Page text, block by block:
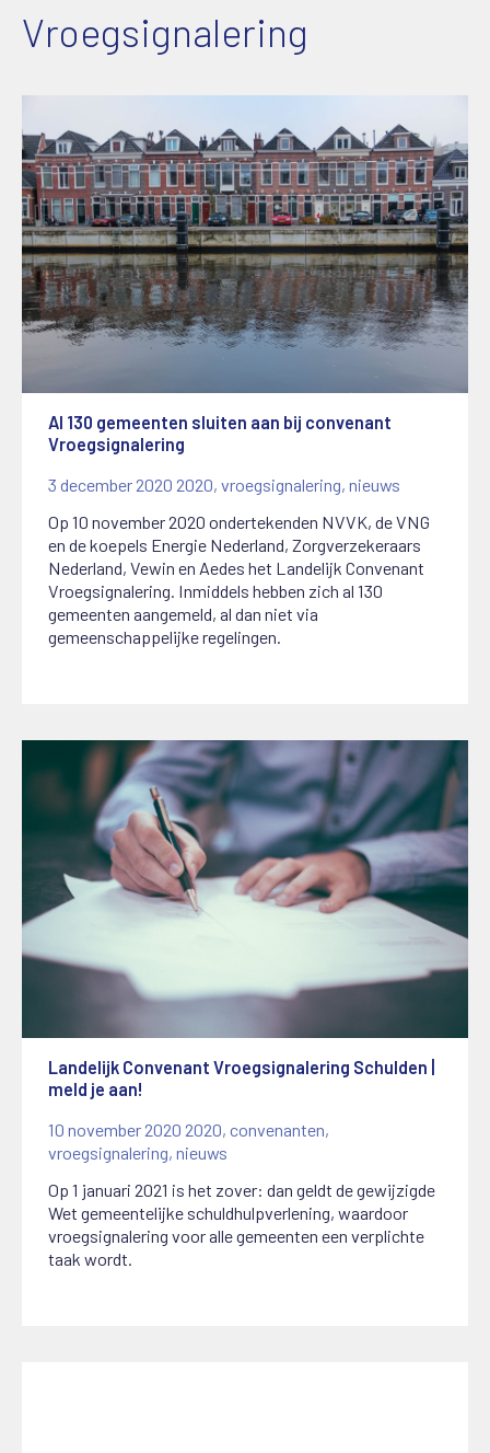
Vroegsignalering
Al 130 gemeenten sluiten aan bij convenant
Vroegsignalering
3 december 2020 2020,vroegsignalering,nieuws
Op 10 november 2020 ondertekenden NVVK, de VNG
en de koepels Energie Nederland, Zorgverzekeraars
Nederland, Vewin en Aedes het Landelijk Convenant
Vroegsignalering. Inmiddels hebben zich al 130
gemeenten aangemeld, al dan niet via
gemeenschappelijke regelingen.
Landelijk Convenant Vroegsignalering Schulden |
meld je aan!
10 november 2020 2020,convenanten,
vroegsignalering,nieuws
Op 1 januari 2021 is het zover: dan geldt de gewijzigde
Wet gemeentelijke schuldhulpverlening, waardoor
vroegsignalering voor alle gemeenten een verplichte
taak wordt.